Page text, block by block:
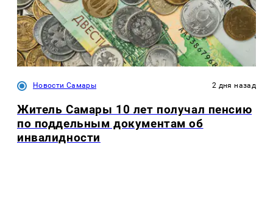
Новости Самары 2 дня назад
Житель Самары 10 лет получал пенсию
по поддельным документам об
инвалидности